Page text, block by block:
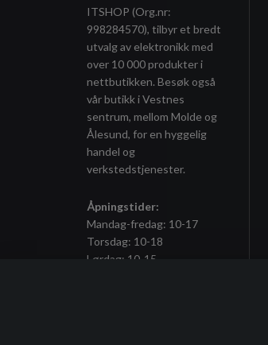
ITSHOP (Org.nr:
998284570), tilbyr et bredt
utvalg av elektronikk med
over 10 000 produkter i
nettbutikken. Besøk også
vår butikk i Vestnes
sentrum, mellom Molde og
Ålesund, for en hyggelig
handel og
verkstedstjenester.
Åpningstider:
Mandag-fredag: 10-17
Torsdag: 10-18
Lørdag: 10-15